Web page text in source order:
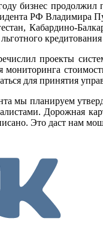
бизнес продолжил
РФ Владимира
Кабардино-
проекты
мониторинга
для принятия
мы планируем
Дорожная
Это даст нам